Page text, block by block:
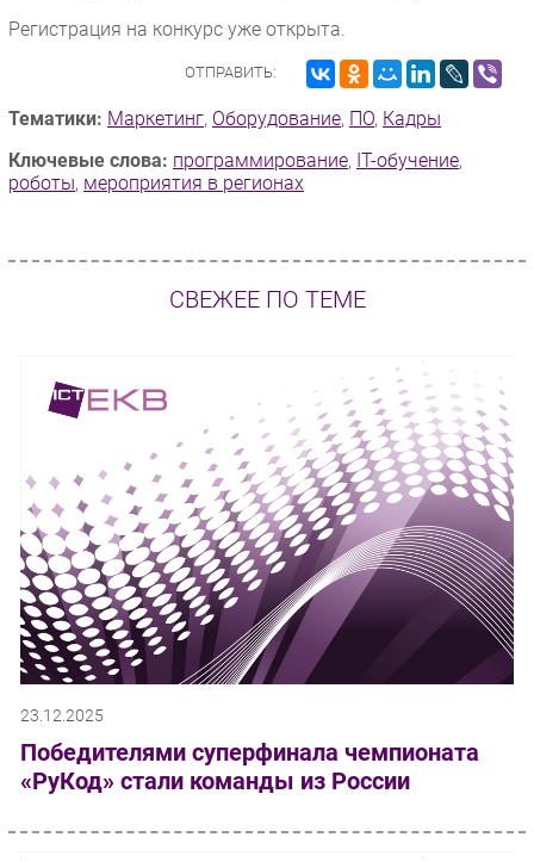
Регистрация на конкурс уже открыта.
ОТПРАВИТЬ:
Тематики: Маркетинг, Оборудование, ПО, Кадры
Ключевые слова: программирование, IT-обучение,
роботы, мероприятия в регионах
СВЕЖЕЕ ПО ТЕМЕ
23.12.2025
Победителями суперфинала чемпионата
«РуКод» стали команды из России